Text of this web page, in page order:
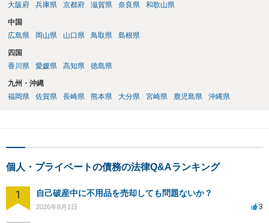
大阪府
兵庫県 京都府 滋賀県 奈良県 和歌山県
中国
広島県
岡山県 山口県 鳥取県 島根県
四国
香川県
愛媛県 高知県 徳島県
九州・沖縄
福岡県
佐賀県 長崎県 熊本県 大分県 宮崎県 鹿児島県 沖縄県
個人・プライベートの債務の法律Q&Aランキング
1 自己破産中に不用品を売却しても問題ないか？
2026年8月1日 3